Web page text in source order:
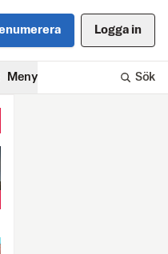
Logga in
Meny Sök